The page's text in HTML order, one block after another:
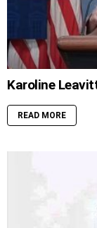
Karoline
READ MORE